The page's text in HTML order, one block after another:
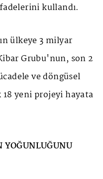
kullandı.
ülkeye 3 milyar
Grubu'nun, son 2
ve döngüsel
yeni projeyi hayata
YOĞUNLUĞUNU